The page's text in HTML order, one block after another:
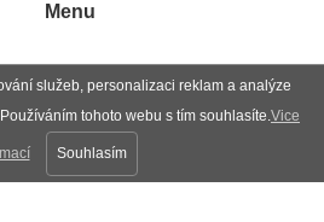
služeb, personalizaci reklam a analýze
tohoto webu s tím souhlasíte.Vice
Souhlasím
Menu